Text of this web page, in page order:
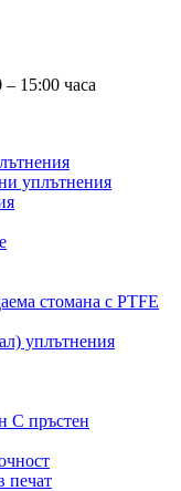
15:00 часа
уплътнения
стомана с PTFE
уплътнения
C пръстен
печат